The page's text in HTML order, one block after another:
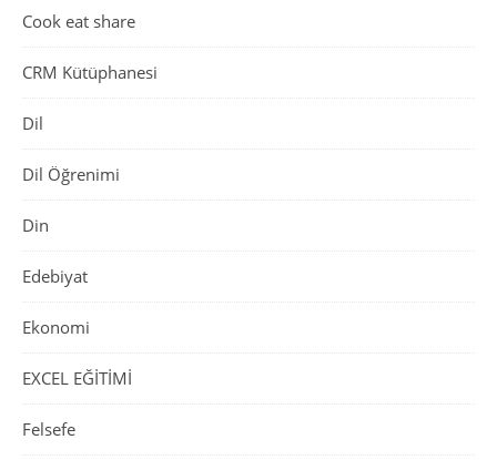
Cook eat share
CRM Kütüphanesi
Dil
Dil Öğrenimi
Din
Edebiyat
Ekonomi
EXCEL EĞİTİMİ
Felsefe